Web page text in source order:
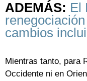
ADEMÁS: El
cambios
Mientras tanto, para
Occidente ni en